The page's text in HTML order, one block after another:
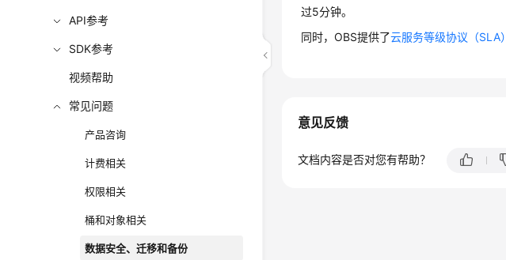
API参考
SDK参考
视频帮助
常见问题
产品咨询
计费相关
权限相关
桶和对象相关
数据安全、迁移和备份
过5分钟。
同时，OBS提供了云服务等级协议（SLA）
意见反馈
文档内容是否对您有帮助？